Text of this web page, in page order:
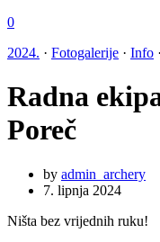
0
2024. · Fotogalerije · Info ·
Radna
Poreč
by admin_archery
7. lipnja 2024
Ništa bez vrijednih ruku!